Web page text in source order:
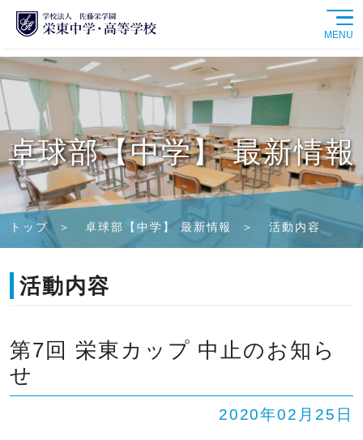
MENU
SHIP 卒業生の方へ 交通案内
学校紹介
中学校
高等学校
学校生活
進路情報
卓球部【中学】 最新情報
トップ 卓球部【中学】 最新情報 活動内容
活動内容
第7回 栄東カップ 中止のお知ら
せ
2020年02月25日